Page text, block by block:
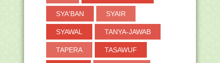
SYA'BAN SYAIR
SYAWAL TANYA-JAWAB
TAPERA TASAWUF